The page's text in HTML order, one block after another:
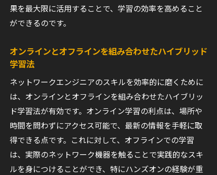
果を最大限に活用することで、学習の効率を高めること
ができるのです。
オンラインとオフラインを組み合わせたハイブリッド
学習法
ネットワークエンジニアのスキルを効率的に磨くために
は、オンラインとオフラインを組み合わせたハイブリッ
ド学習法が有効です。オンライン学習の利点は、場所や
時間を問わずにアクセス可能で、最新の情報を手軽に取
得できる点です。これに対して、オフラインでの学習
は、実際のネットワーク機器を触ることで実践的なスキ
ルを身につけることができ、特にハンズオンの経験が重